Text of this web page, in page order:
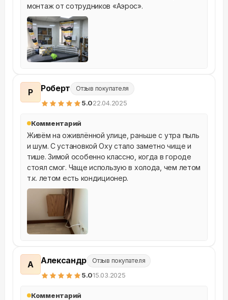
монтаж от сотрудников «Аэрос».
Р Роберт Отзыв покупателя
5.022.04.2025
Комментарий
Живём на оживлённой улице, раньше с утра пыль
и шум. С установкой Oxy стало заметно чище и
тише. Зимой особенно классно, когда в городе
стоял смог. Чаще использую в холода, чем летом
т.к. летом есть кондиционер.
А Александр Отзыв покупателя
5.015.03.2025
Комментарий